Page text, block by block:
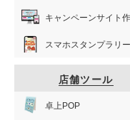
キャンペーンサイト
スマホスタンプラリー
店舗ツール
卓上POP